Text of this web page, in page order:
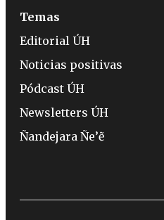
Temas
Editorial ÚH
Noticias positivas
Pódcast ÚH
Newsletters ÚH
Ñandejara Ñe’ẽ